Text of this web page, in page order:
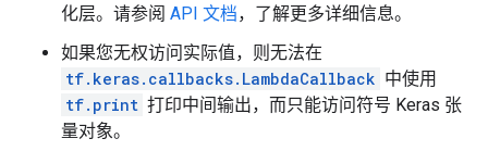
化层。请参阅 API 文档，了解更多详细信息。
如果您无权访问实际值，则无法在
tf.keras.callbacks.LambdaCallback 中使用
tf.print 打印中间输出，而只能访问符号 Keras 张
量对象。